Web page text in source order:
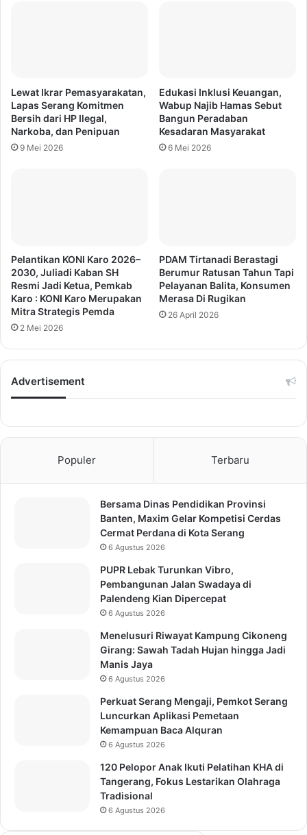
Lewat Ikrar Pemasyarakatan,
Lapas Serang Komitmen
Bersih dari HP Ilegal,
Narkoba, dan Penipuan
9 Mei 2026
Edukasi Inklusi Keuangan,
Wabup Najib Hamas Sebut
Bangun Peradaban
Kesadaran Masyarakat
6 Mei 2026
Pelantikan KONI Karo 2026–
2030, Juliadi Kaban SH
Resmi Jadi Ketua, Pemkab
Karo : KONI Karo Merupakan
Mitra Strategis Pemda
2 Mei 2026
PDAM Tirtanadi Berastagi
Berumur Ratusan Tahun Tapi
Pelayanan Balita, Konsumen
Merasa Di Rugikan
26 April 2026
Advertisement
Populer Terbaru
Bersama Dinas Pendidikan Provinsi
Banten, Maxim Gelar Kompetisi Cerdas
Cermat Perdana di Kota Serang
6 Agustus 2026
PUPR Lebak Turunkan Vibro,
Pembangunan Jalan Swadaya di
Palendeng Kian Dipercepat
6 Agustus 2026
Menelusuri Riwayat Kampung Cikoneng
Girang: Sawah Tadah Hujan hingga Jadi
Manis Jaya
6 Agustus 2026
Perkuat Serang Mengaji, Pemkot Serang
Luncurkan Aplikasi Pemetaan
Kemampuan Baca Alquran
6 Agustus 2026
120 Pelopor Anak Ikuti Pelatihan KHA di
Tangerang, Fokus Lestarikan Olahraga
Tradisional
6 Agustus 2026